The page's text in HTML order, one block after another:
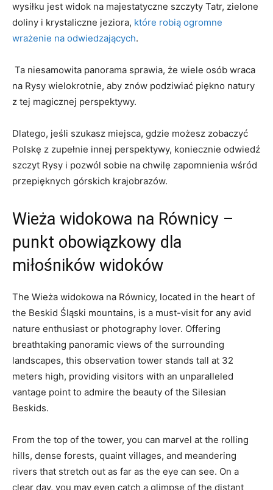
wysiłku​ jest widok na majestatyczne⁢ szczyty Tatr, zielone⁤
doliny i ‌krystaliczne jeziora,‍ które robią ogromne
wrażenie na odwiedzających.
⁢ Ta niesamowita panorama ⁤sprawia, że ⁣wiele ‌osób wraca⁢
na ⁤Rysy wielokrotnie, aby znów⁣ podziwiać piękno‌ natury
z tej magicznej perspektywy.
Dlatego,‌ jeśli⁢ szukasz ‍miejsca, gdzie możesz​ zobaczyć
Polskę z zupełnie ⁤innej perspektywy, koniecznie odwiedź
szczyt Rysy i pozwól sobie na chwilę zapomnienia wśród
przepięknych górskich krajobrazów.
Wieża widokowa na Równicy –
‌punkt obowiązkowy dla
miłośników widoków
The Wieża​ widokowa na Równicy, located in the heart of
the Beskid Śląski mountains, is a must-visit for any ‌avid
nature enthusiast or photography ‍lover. Offering
breathtaking panoramic views of⁤ the surrounding⁢
landscapes, this ⁢observation tower ⁣stands tall at 32
meters⁣ high, providing visitors with an⁤ unparalleled
vantage point ‍to admire ⁣the beauty of the Silesian
Beskids.
From the top of ⁣the tower, you ⁣can marvel at the rolling
hills, dense forests, quaint villages, and meandering
rivers that stretch out as far as the⁢ eye can ⁢see. On a
clear⁣ day, you may even catch a glimpse of the distant